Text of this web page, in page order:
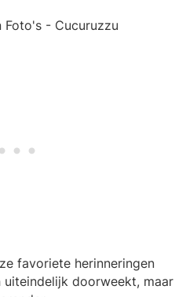
favoriete herinneringen
uiteindelijk doorweekt, maar